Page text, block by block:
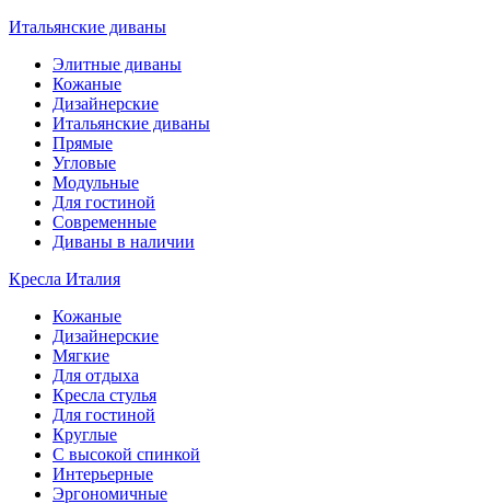
Итальянские диваны
Элитные диваны
Кожаные
Дизайнерские
Итальянские диваны
Прямые
Угловые
Модульные
Для гостиной
Современные
Диваны в наличии
Кресла Италия
Кожаные
Дизайнерские
Мягкие
Для отдыха
Кресла стулья
Для гостиной
Круглые
С высокой спинкой
Интерьерные
Эргономичные